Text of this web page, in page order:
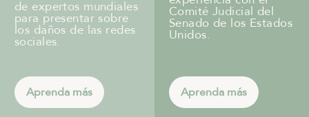
de expertos mundiales
para presentar sobre
los daños de las redes
sociales.
Aprenda más
Comité Judicial del
Senado de los Estados
Unidos.
Aprenda más